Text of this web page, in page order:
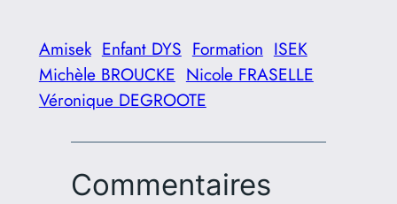
Amisek Enfant DYS Formation ISEK
Michèle BROUCKE Nicole FRASELLE
Véronique DEGROOTE
Commentaires